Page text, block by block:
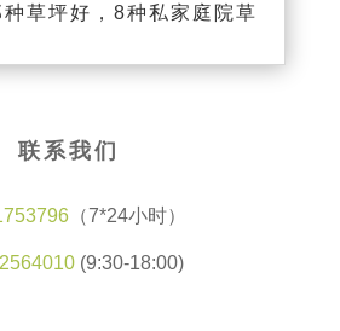
草坪好，8种私家庭院草
联系我们
（7*24小时）
(9:30-18:00)